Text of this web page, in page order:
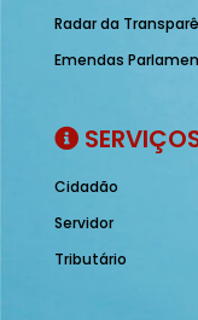
Radar da
Emendas
Cidadão
Servidor
Tributário